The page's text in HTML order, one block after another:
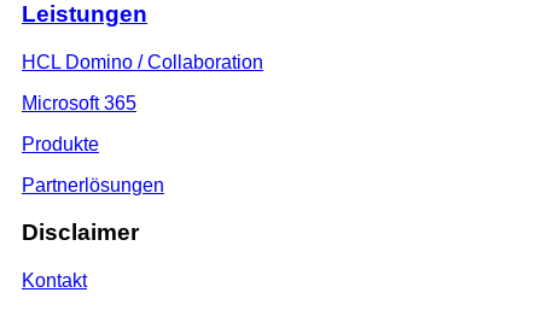
Leistungen
HCL Domino / Collaboration
Microsoft 365
Produkte
Partnerlösungen
Disclaimer
Kontakt